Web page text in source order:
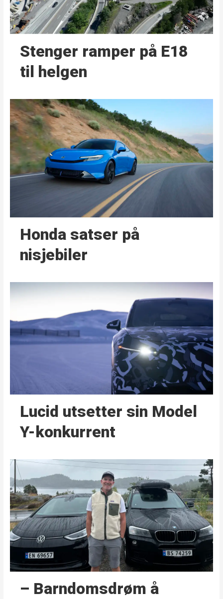
Stenger ramper på E18
til helgen
Honda satser på
nisjebiler
Lucid utsetter sin Model
Y-konkurrent
– Barndoms­drøm å